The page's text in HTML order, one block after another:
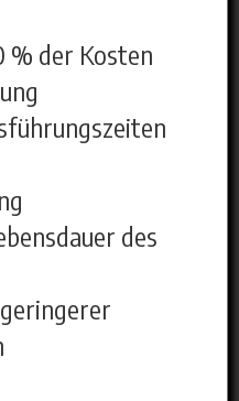
% der Kosten
des